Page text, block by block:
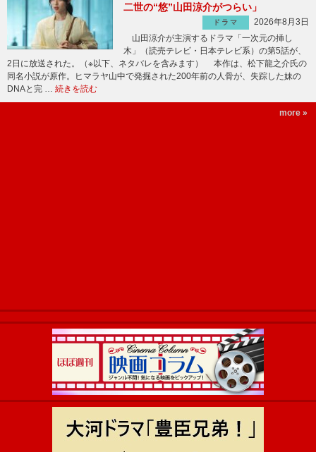
二世の“悠”山田涼介がつらい」
ドラマ
2026年8月3日
山田涼介が主演するドラマ「一次元の挿し
木」（読売テレビ・日本テレビ系）の第5話が、
2日に放送された。（※以下、ネタバレを含みます） 本作は、松下龍之介氏の
同名小説が原作。ヒマラヤ山中で発掘された200年前の人骨が、失踪した妹の
DNAと完 … 続きを読む
more »